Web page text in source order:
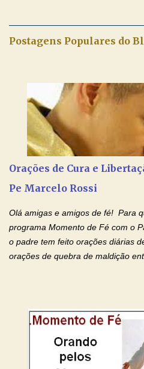
de Nossa Senhora. Adriana dos
aos nossos pais. Hoje nossas
que não se encontram bem de
Amados, durante toda esta
pais. Vamos dedicar um dia para
estão doentes, pais que estão
falecidos, pais que tem problemas
Postagens Populares do
Orações de Cura e
Pe Marcelo Rossi
Olá amigas e amigos de fé! Para
programa Momento de Fé com o
o padre tem feito orações diárias
orações de quebra de maldição
por estas valiosas orações.
paz de Jesus Cristo e no amor de
Devoção e Fé Clique para
Rossi Site Padre Marcelo Rossi